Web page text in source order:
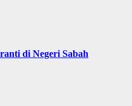
di Negeri Sabah